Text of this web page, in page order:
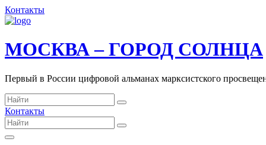
Контакты
МОСКВА – ГОРОД СОЛНЦА
Первый в России цифровой альманах марксистского
Контакты